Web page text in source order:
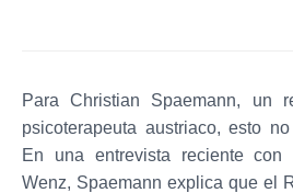
Para Christian Spaemann, un
psicoterapeuta austriaco, esto
En una entrevista reciente con
Wenz, Spaemann explica que el